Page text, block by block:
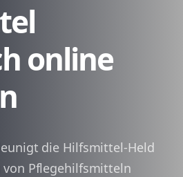
online
die Hilfsmittel-Held
Pflegehilfsmitteln